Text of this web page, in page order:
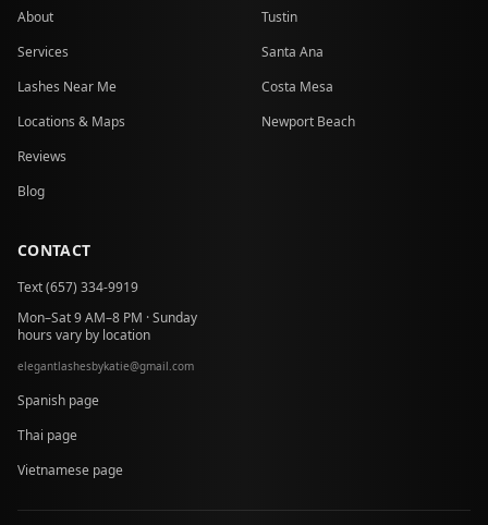
About
Services
Lashes Near Me
Locations & Maps
Reviews
Blog
Tustin
Santa Ana
Costa Mesa
Newport Beach
CONTACT
Text (657) 334-9919
Mon–Sat 9 AM–8 PM · Sunday
hours vary by location
elegantlashesbykatie@
at gmail.com
Spanish page
Thai page
Vietnamese page